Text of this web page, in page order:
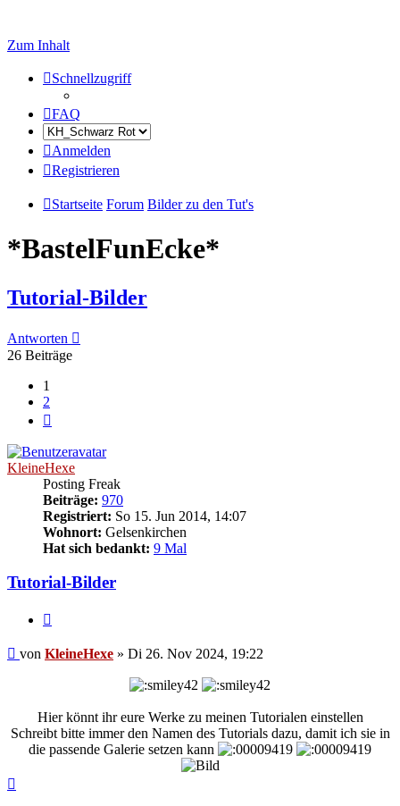
Zum Inhalt
Schnellzugriff
FAQ
Anmelden
Registrieren
Startseite Forum Bilder zu den Tut's
*BastelFunEcke*
Tutorial-Bilder
Antworten
26 Beiträge
1
2
KleineHexe
Posting Freak
Beiträge: 970
Registriert: So 15. Jun 2014, 14:07
Wohnort: Gelsenkirchen
Hat sich bedankt: 9 Mal
Tutorial-Bilder
Beitrag
von KleineHexe » Di 26. Nov 2024, 19:22
Hier könnt ihr eure Werke zu meinen Tutorialen einstellen
Schreibt bitte immer den Namen des Tutorials dazu, damit ich sie in
die passende Galerie setzen kann